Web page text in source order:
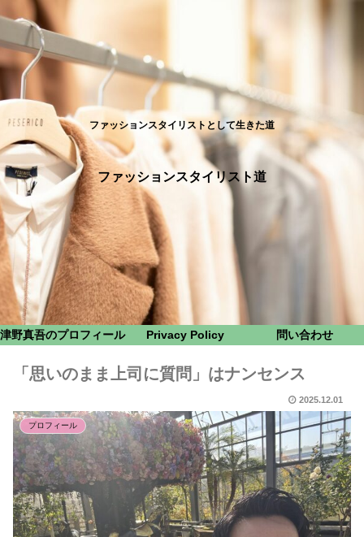
ファッションスタイリストとして生きた道
ファッションスタイリスト道
津野真吾のプロフィール Privacy Policy 問い合わせ
「思いのまま上司に質問」はナンセンス
2025.12.01
プロフィール